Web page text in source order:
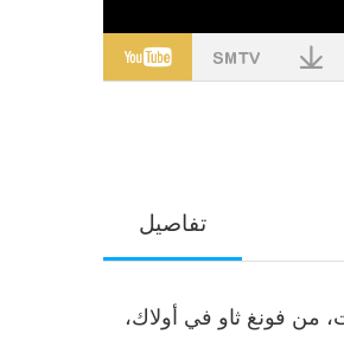
تفاصيل
من فونغ ثاو في أولاك،